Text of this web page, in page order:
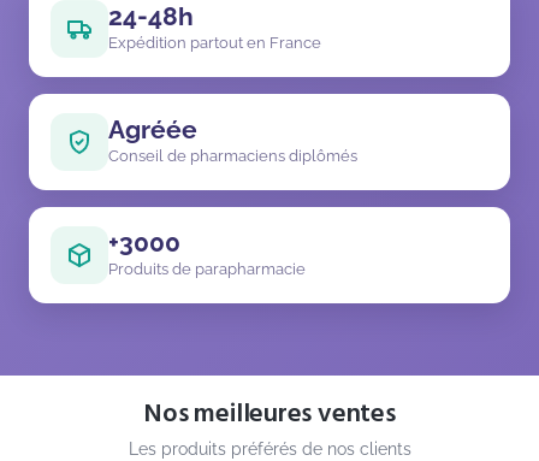
24-48h
Expédition partout en France
Agréée
Conseil de pharmaciens diplômés
+3000
Produits de parapharmacie
Nos meilleures ventes
Les produits préférés de nos clients